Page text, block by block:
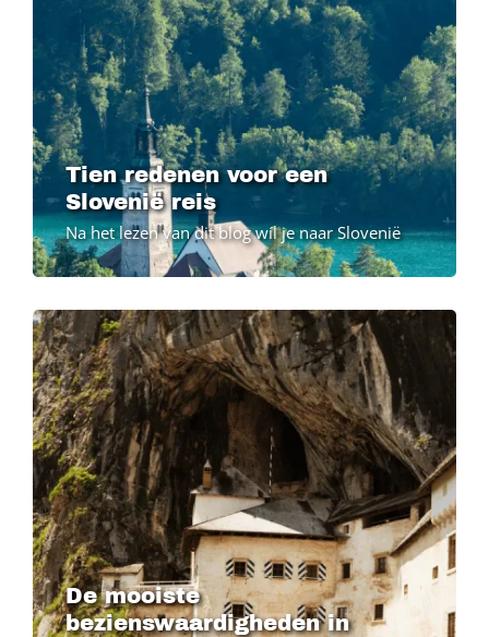
Tien redenen voor een
Slovenië reis
Na het lezen van dit blog wíl je naar Slovenië
De mooiste
bezienswaardigheden in